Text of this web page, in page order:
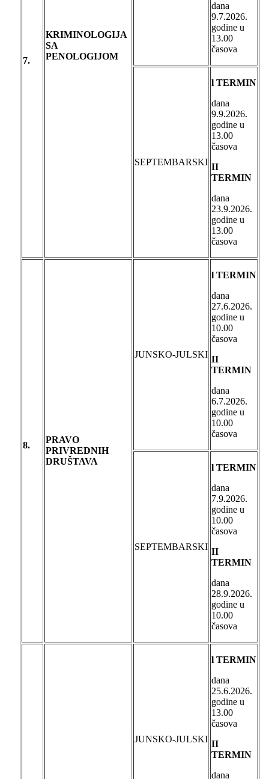
7.
KRIMINOLOGIJA
SA
PENOLOGIJOM
dana
9.7.2026.
godine u
13.00
časova
SEPTEMBARSKI
l TERMIN
dana
9.9.2026.
godine u
13.00
časova
II
TERMIN
dana
23.9.2026.
godine u
13.00
časova
8.
PRAVO
PRIVREDNIH
DRUŠTAVA
JUNSKO-JULSKI
l TERMIN
dana
27.6.2026.
godine u
10.00
časova
II
TERMIN
dana
6.7.2026.
godine u
10.00
časova
SEPTEMBARSKI
l TERMIN
dana
7.9.2026.
godine u
10.00
časova
II
TERMIN
dana
28.9.2026.
godine u
10.00
časova
JUNSKO-JULSKI
l TERMIN
dana
25.6.2026.
godine u
13.00
časova
II
TERMIN
dana